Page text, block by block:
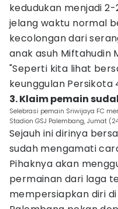
kedudukan menjadi
jelang waktu normal
kecolongan dari
anak asuh Miftahudin
"Seperti kita lihat
keunggulan Persikota
3. Klaim pemain
Selebrasi pemain Sriwijaya FC
Stadion GSJ Palembang, Jumat
Sejauh ini dirinya
sudah mengamati
Pihaknya akan
permainan dari laga
mempersiapkan diri